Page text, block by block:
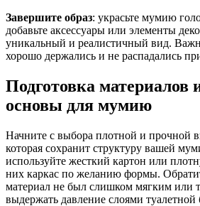
Завершите образ: украсьте мумию
добавьте аксессуары или элементы
уникальный и реалистичный вид.
хорошо держались и не распадались
Подготовка материалов
основы для мумию
Начните с выбора плотной и прочной
которая сохранит структуру вашей
используйте жесткий картон или
них каркас по желанию формы.
материал не был слишком мягким или
выдержать давление слоями туалетной